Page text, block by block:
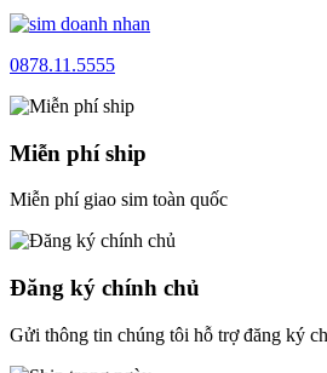
0878.11.5555
Miễn phí ship
Miễn phí giao sim toàn quốc
Đăng ký chính chủ
Gửi thông tin chúng tôi hỗ trợ đăng ký